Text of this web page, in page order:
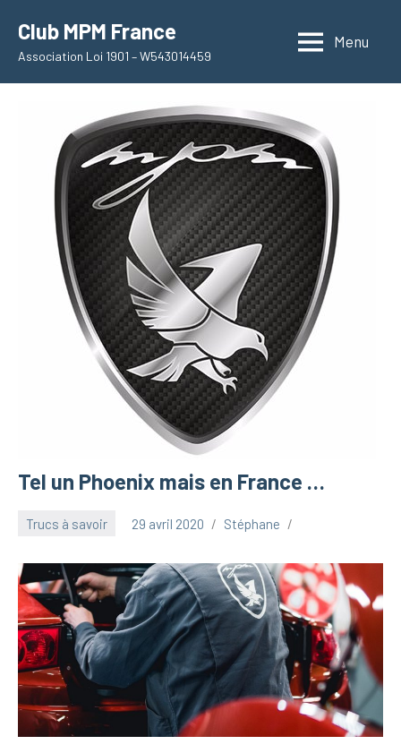
contenu
Club MPM France
Association Loi 1901 – W543014459
Menu
Tel un Phoenix mais en France …
Trucs à savoir 29 avril 2020 Stéphane